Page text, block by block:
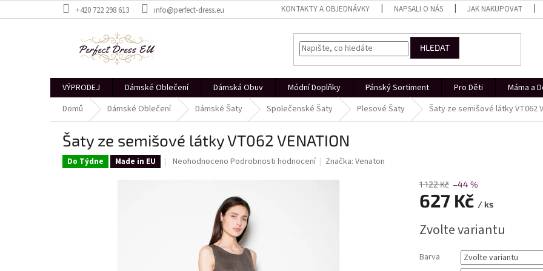
na
+420 722 298 613 info@perfect-dress.eu KONTAKTY A OBJEDNÁVKY NAPSALI O NÁS JAK NAKUPOVAT
HLEDAT
VÝPRODEJ Dámské Oblečení Dámská Obuv Módní Doplňky Pánský Sortiment Pro Děti Máma a
Domů
Dámské Oblečení Dámské Šaty Společenské Šaty Plesové Šaty Šaty ze semišové látky VT062
Šaty ze semišové látky VT062 VENATION
Do Týdne Made in EU
Průměrné
hvězdiček.
Neohodnoceno Podrobnosti hodnocení Značka:Venaton
1 122 Kč –44 %
627 Kč / ks
cena:
Zvolte variantu
Barva